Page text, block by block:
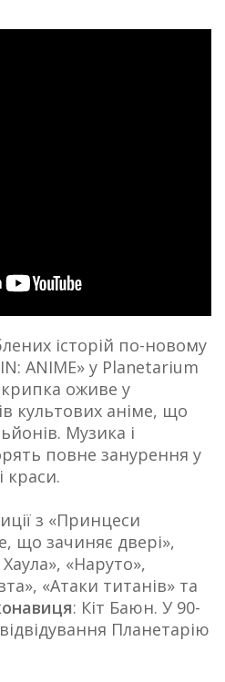
історій по-новому
ANIME» y Planetarium
оживе у
культових аніме, що
Музика і
повне занурення у
краси.
з «Принцеси
що зачиняє двері»,
«Наруто»,
«Атаки титанів» та
: Кіт Баюн. У 90-
Планетарію